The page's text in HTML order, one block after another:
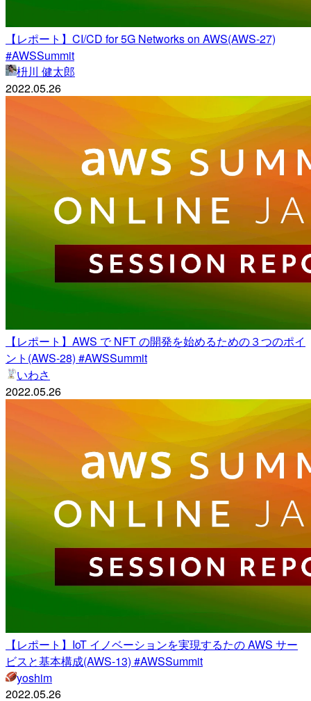
【レポート】CI/CD for 5G Networks on AWS(AWS-27)
#AWSSummit
枡川 健太郎
2022.05.26
【レポート】AWS で NFT の開発を始めるための３つのポイ
ント(AWS-28) #AWSSummit
いわさ
2022.05.26
【レポート】IoT イノベーションを実現するたの AWS サー
ビスと基本構成(AWS-13) #AWSSummit
yoshim
2022.05.26